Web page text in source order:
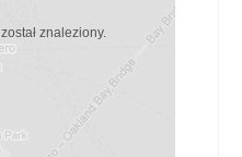
znaleziony.